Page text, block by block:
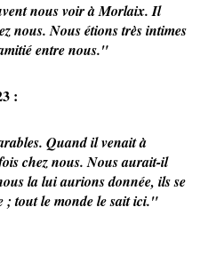
nous voir à Morlaix. Il
nous. Nous étions très intimes
entre nous."
:
Quand il venait à
chez nous. Nous aurait-il
la lui aurions donnée, ils se
; tout le monde le sait ici."